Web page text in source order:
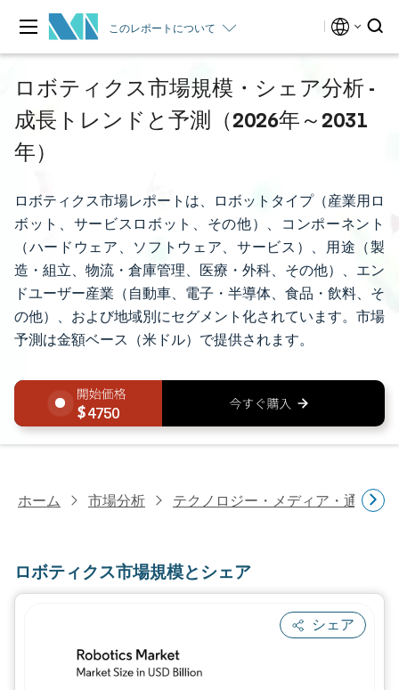
このレポートについて
ロボティクス市場規模・シェア分析 -
成長トレンドと予測（2026年～2031
年）
ロボティクス市場レポートは、ロボットタイプ（産業用ロ
ボット、サービスロボット、その他）、コンポーネント
（ハードウェア、ソフトウェア、サービス）、用途（製
造・組立、物流・倉庫管理、医療・外科、その他）、エン
ドユーザー産業（自動車、電子・半導体、食品・飲料、そ
の他）、および地域別にセグメント化されています。市場
予測は金額ベース（米ドル）で提供されます。
4750
ホーム 市場分析 テクノロジー・メディア・通信研
ロボティクス市場規模とシェア
シェア